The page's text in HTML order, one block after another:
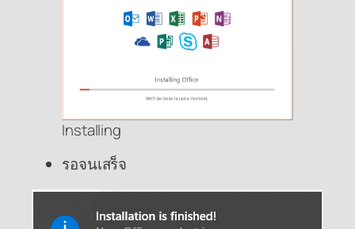
Installing
รอจนเสร็จ